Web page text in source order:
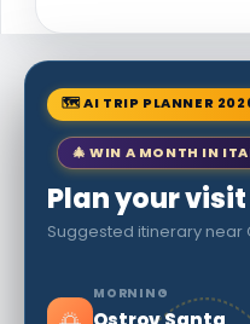
🗺 AI TRIP PLANNER
🎄 WIN A MONTH IN
Plan your
Suggested itinerary near
MORNING